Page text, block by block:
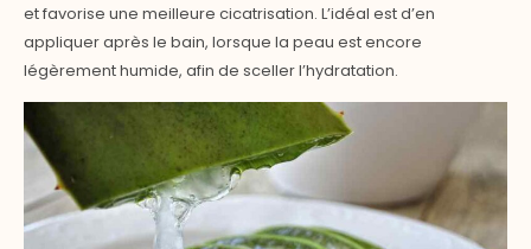
et favorise une meilleure cicatrisation. L’idéal est d’en
appliquer après le bain, lorsque la peau est encore
légèrement humide, afin de sceller l’hydratation.